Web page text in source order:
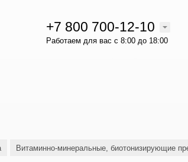
+7 800 700-12-10
Работаем для вас с 8:00 до 18:00
Витаминно-минеральные, биотонизирующие